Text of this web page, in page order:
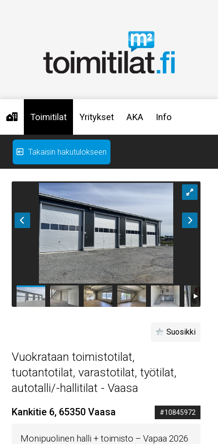
Toimitilat Yritykset AKA Info
Takaisin hakutulokseen
Suosikki
Vuokrataan toimistotilat,
tuotantotilat, varastotilat, työtilat,
autotalli/-hallitilat - Vaasa
Kankitie 6, 65350 Vaasa #10845972
Monipuolinen halli + toimisto – Vapaa 2026